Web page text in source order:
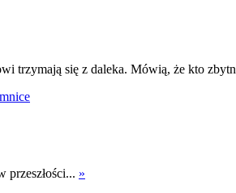
trzymają się z daleka. Mówią, że kto
przeszłości... »